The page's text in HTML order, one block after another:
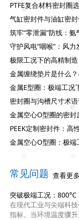
PTFE复合材料密封圈
气缸密封件与油缸密
筑牢“零泄漏”防线：
守护风电“咽喉”：风
极限工况下的高精制
金属缠绕垫片是什么
金属E型圈：极端工况
密封圈与沟槽尺寸术
金属空心O型圈的密
PEEK定制密封件：高
金属空心O型圈：极
常见问题 查看更多
突破极端工况：800°C
在现代工业与尖端科
指标。当环境温度骤